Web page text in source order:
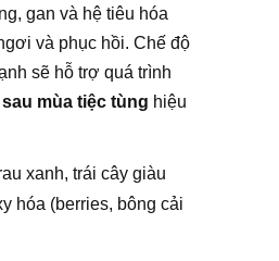
gan và hệ tiêu hóa
và phục hồi. Chế độ
sẽ hỗ trợ quá trình
mùa tiệc tùng hiệu
xanh, trái cây giàu
hóa (berries, bông cải